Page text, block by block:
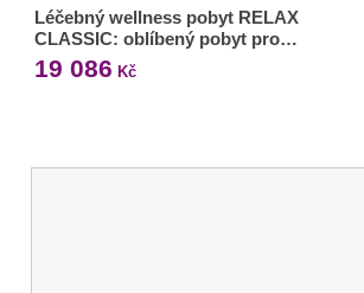
Léčebný wellness pobyt RELAX
CLASSIC: oblíbený pobyt pro…
19 086 Kč